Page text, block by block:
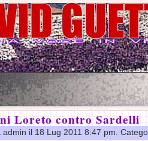
Loreto contro Sardelli
admin il 18 Lug 2011 8:47 pm.